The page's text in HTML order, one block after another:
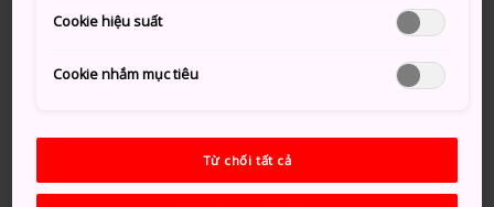
Cookie hiệu suất
Cookie nhắm mục tiêu
Từ chối tất cả